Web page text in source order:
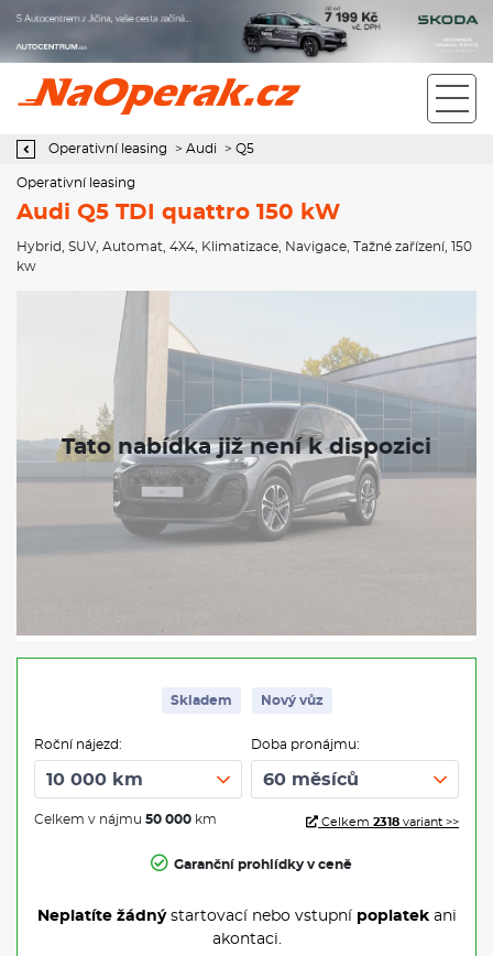
Operativní leasing Audi Q5 TDI quattro 150 kW
Operativní leasing > Audi > Q5
Operativní leasing
Audi Q5 TDI quattro 150 kW
Hybrid SUV, Automat 4X4 Klimatizace Navigace Tažné zařízení, 150
kw
Skladem Nový vůz
Roční nájezd:
Celkem v nájmu 50 000 km
Doba pronájmu:
Celkem 2318 variant >>
Garanční prohlídky v ceně
Neplatíte žádnýstartovací nebo vstupní poplatekani
akontaci.